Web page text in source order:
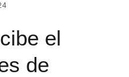
el
de